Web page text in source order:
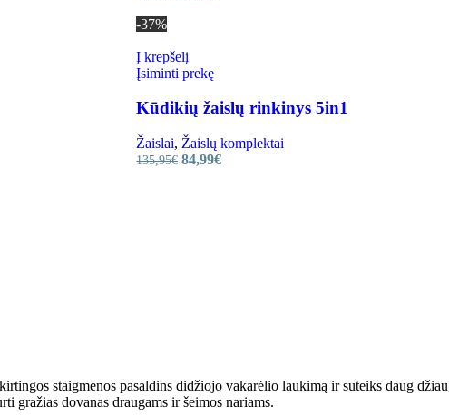
-37%
Į krepšelį
Įsiminti prekę
Kūdikių žaislų rinkinys 5in1
Žaislai, Žaislų komplektai
135,95€ 84,99€
staigmenos pasaldins didžiojo vakarėlio laukimą ir suteiks daug
gražias dovanas draugams ir šeimos nariams.